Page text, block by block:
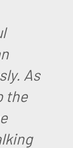
As
the